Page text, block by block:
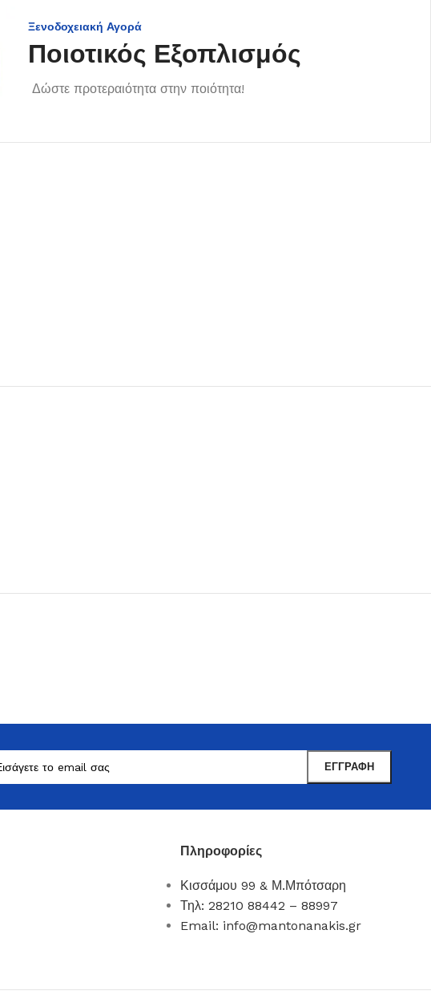
Επιτραπέζια Είδη
Ότι χρειάζεστε εδώ !
Ξενοδοχειακή Αγορά
Ποιοτικός Εξοπλισμός
Δώστε προτεραιότητα στην ποιότητα!
Πληροφορίες
Κισσάμου 99 & Μ.Μπότσαρη
Τηλ: 28210 88442 – 88997
Email: info@mantonanakis.gr